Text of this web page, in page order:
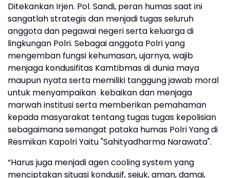
Ditekankan Irjen. Pol. Sandi, peran humas saat ini
sangatlah strategis dan menjadi tugas seluruh
anggota dan pegawai negeri serta keluarga di
lingkungan Polri. Sebagai anggota Polri yang
mengemban fungsi kehumasan, ujarnya, wajib
menjaga kondusifitas Kamtibmas di dunia maya
maupun nyata serta memiliki tanggung jawab moral
untuk menyampaikan kebaikan dan menjaga
marwah institusi serta memberikan pemahaman
kepada masyarakat tentang tugas tugas kepolisian
sebagaimana semangat pataka humas Polri Yang di
Resmikan Kapolri Yaitu "Sahityadharma Narawata".
“Harus juga menjadi agen cooling system yang
menciptakan situasi kondusif, sejuk, aman, damai,